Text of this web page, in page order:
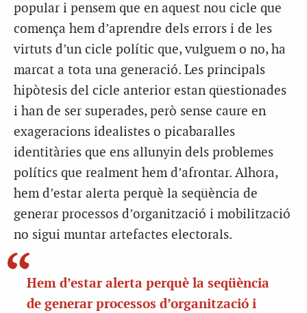
popular i pensem que en aquest nou cicle que
comença hem d’aprendre dels errors i de les
virtuts d’un cicle polític que, vulguem o no, ha
marcat a tota una generació. Les principals
hipòtesis del cicle anterior estan qüestionades
i han de ser superades, però sense caure en
exageracions idealistes o picabaralles
identitàries que ens allunyin dels problemes
polítics que realment hem d’afrontar. Alhora,
hem d’estar alerta perquè la seqüència de
generar processos d’organització i mobilització
no sigui muntar artefactes electorals.
Hem d’estar alerta perquè la seqüència
de generar processos d’organització i